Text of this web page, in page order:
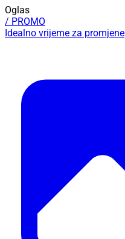
Oglas
/ PROMO
Idealno vrijeme za promjene